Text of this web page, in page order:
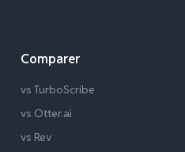
Comparer
vs TurboScribe
vs Otter.ai
vs Rev